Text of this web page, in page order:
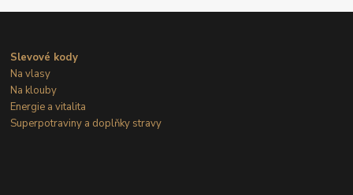
Slevové kody
Na vlasy
Na klouby
Energie a vitalita
Superpotraviny a doplňky stravy